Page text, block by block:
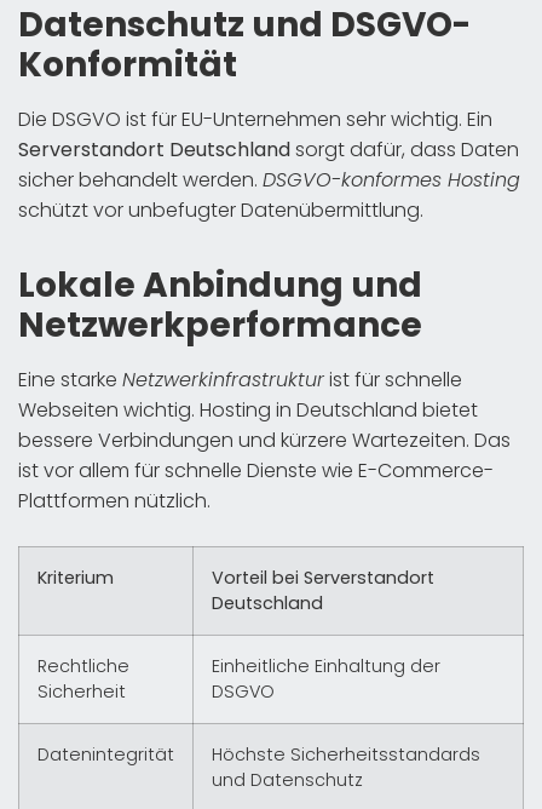
Datenschutz und DSGVO-
Konformität
Die DSGVO ist für EU-Unternehmen sehr wichtig. Ein
Serverstandort Deutschlandsorgt dafür, dass Daten
sicher behandelt werden. DSGVO-konformes Hosting
schützt vor unbefugter Datenübermittlung.
Lokale Anbindung und
Netzwerkperformance
Eine starke Netzwerkinfrastrukturist für schnelle
Webseiten wichtig. Hosting in Deutschland bietet
bessere Verbindungen und kürzere Wartezeiten. Das
ist vor allem für schnelle Dienste wie E-Commerce-
Plattformen nützlich.
Kriterium
Vorteil bei Serverstandort
Deutschland
Rechtliche
Sicherheit
Einheitliche Einhaltung der
DSGVO
Datenintegrität
Höchste Sicherheitsstandards
und Datenschutz